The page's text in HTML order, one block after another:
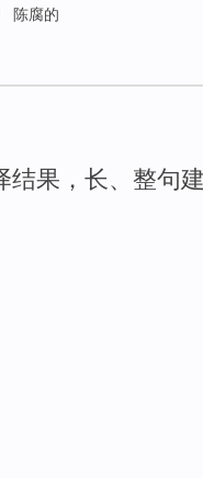
陈腐的
结果，长、整句